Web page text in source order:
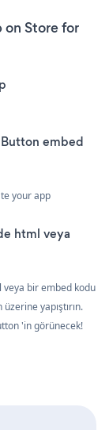
on Store for
embed
your app
html veya
bir embed kodu
yapıştırın.
'in görünecek!